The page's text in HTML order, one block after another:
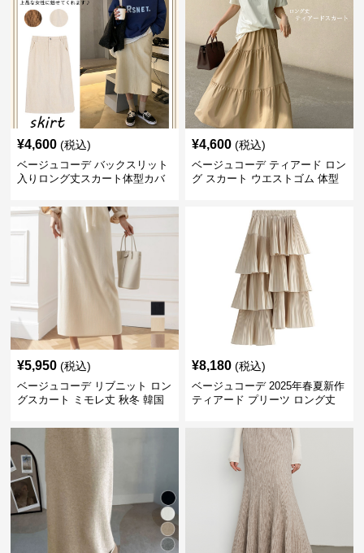
¥4,600 (税込)
ベージュコーデ バックスリット
入りロング丈スカート体型カバ
¥4,600 (税込)
ベージュコーデ ティアード ロン
グ スカート ウエストゴム 体型
¥5,950 (税込)
ベージュコーデ リブニット ロン
グスカート ミモレ丈 秋冬 韓国
¥8,180 (税込)
ベージュコーデ 2025年春夏新作
ティアード プリーツ ロング丈